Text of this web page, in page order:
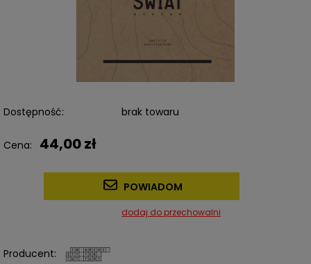
Dostępność: brak towaru
Cena: 44,00 zł
POWIADOM
dodaj do przechowalni
Producent: